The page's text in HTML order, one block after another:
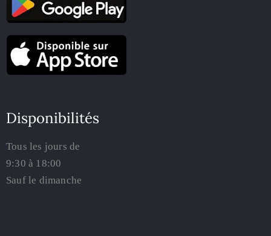
Disponibilités
Tous les jours de
9:30 à 18:00
Sauf le dimanche